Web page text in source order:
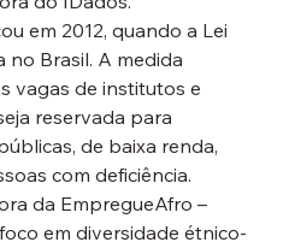
em 2012, quando a Lei
Brasil. A medida
vagas de institutos e
reservada para
de baixa renda,
com deficiência.
da EmpregueAfro –
em diversidade étnico-